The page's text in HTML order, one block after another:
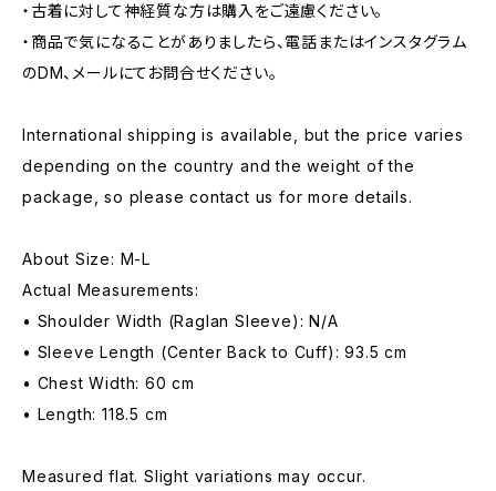
・古着に対して神経質な方は購入をご遠慮ください。
・商品で気になることがありましたら、電話またはインスタグラム
のDM、メールにてお問合せください。
International shipping is available, but the price varies
depending on the country and the weight of the
package, so please contact us for more details.
About Size: M-L
Actual Measurements:
• Shoulder Width (Raglan Sleeve): N/A
• Sleeve Length (Center Back to Cuff): 93.5 cm
• Chest Width: 60 cm
• Length: 118.5 cm
Measured flat. Slight variations may occur.